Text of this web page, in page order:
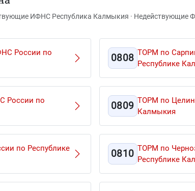
ИФНС Республика Калмыкия ·
России по
России по
по Республике
0808 ТОРМ по
Республике
0809 ТОРМ по
Калмыкия
0810 ТОРМ по
Республике